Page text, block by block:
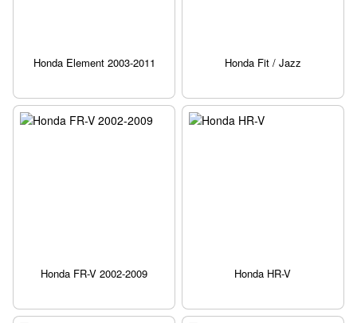
Honda Element 2003-2011 Honda Fit / Jazz
Honda FR-V 2002-2009 Honda HR-V